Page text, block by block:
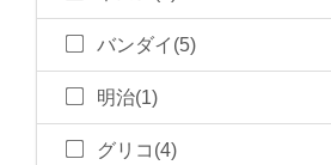
バンダイ(5)
明治(1)
グリコ(4)